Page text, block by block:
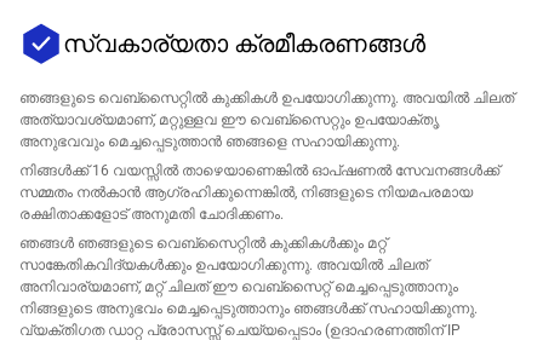
കമ്പനി
പിന്തുണ
സ്വകാര്യതാ ക്രമീകരണങ്ങൾ
ഞങ്ങളുടെ വെബ്‌സൈറ്റിൽ കുക്കികൾ ഉപയോഗിക്കുന്നു. അവയിൽ ചിലത്
അത്യാവശ്യമാണ്, മറ്റുള്ളവ ഈ വെബ്‌സൈറ്റും ഉപയോക്തൃ
അനുഭവവും മെച്ചപ്പെടുത്താൻ ഞങ്ങളെ സഹായിക്കുന്നു.
നിങ്ങൾക്ക് 16 വയസ്സിൽ താഴെയാണെങ്കിൽ ഓപ്ഷണൽ സേവനങ്ങൾക്ക്
സമ്മതം നൽകാൻ ആഗ്രഹിക്കുന്നെങ്കിൽ, നിങ്ങളുടെ നിയമപരമായ
രക്ഷിതാക്കളോട് അനുമതി ചോദിക്കണം.
ഞങ്ങൾ ഞങ്ങളുടെ വെബ്സൈറ്റിൽ കുക്കികൾക്കും മറ്റ്
സാങ്കേതികവിദ്യകൾക്കും ഉപയോഗിക്കുന്നു. അവയിൽ ചിലത്
അനിവാര്യമാണ്, മറ്റ് ചിലത് ഈ വെബ്സൈറ്റ് മെച്ചപ്പെടുത്താനും
നിങ്ങളുടെ അനുഭവം മെച്ചപ്പെടുത്താനും ഞങ്ങൾക്ക് സഹായിക്കുന്നു.
വ്യക്തിഗത ഡാറ്റ പ്രോസസ്സ് ചെയ്യപ്പെടാം (ഉദാഹരണത്തിന് IP